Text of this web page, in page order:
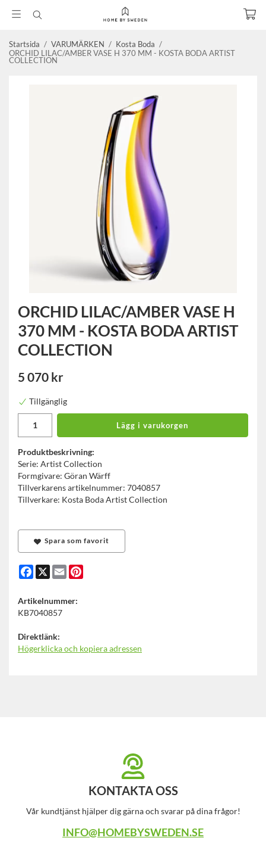
Startsida / VARUMÄRKEN / Kosta Boda /
ORCHID LILAC/AMBER VASE H 370 MM - KOSTA BODA ARTIST
COLLECTION
ORCHID LILAC/AMBER VASE H
370 MM - KOSTA BODA ARTIST
COLLECTION
5 070 kr
Tillgänglig
Lägg i varukorgen
Produktbeskrivning:
Serie: Artist Collection
Formgivare: Göran Wärff
Tillverkarens artikelnummer: 7040857
Tillverkare: Kosta Boda Artist Collection
Spara som favorit
Facebook
X Email
Artikelnummer:
KB7040857
Direktlänk:
Högerklicka och kopiera adressen
KONTAKTA OSS
Vår kundtjänst hjälper dig gärna och svarar på dina frågor!
INFO@HOMEBYSWEDEN.SE